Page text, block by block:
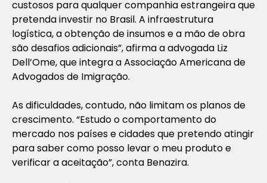
custosos para qualquer companhia estrangeira que
pretenda investir no Brasil. A infraestrutura
logística, a obtenção de insumos e a mão de obra
são desafios adicionais”, afirma a advogada Liz
Dell’Ome, que integra a Associação Americana de
Advogados de Imigração.
As dificuldades, contudo, não limitam os planos de
crescimento. “Estudo o comportamento do
mercado nos países e cidades que pretendo atingir
para saber como posso levar o meu produto e
verificar a aceitação”, conta Benazira.